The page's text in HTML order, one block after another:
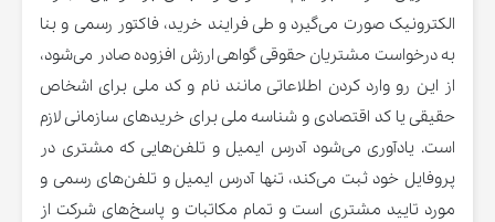
الکترونیک صورت می‌گیرد و طی فرایند خرید، فاکتور رسمی و بنا
به درخواست مشتریان حقوقی گواهی ارزش افزوده صادر می‌شود،
از این رو وارد کردن اطلاعاتی مانند نام و کد ملی برای اشخاص
حقیقی یا کد اقتصادی و شناسه ملی برای خریدهای سازمانی لازم
است. یادآوری می‌شود آدرس ایمیل و تلفن‌هایی که مشتری در
پروفایل خود ثبت می‌کند، تنها آدرس ایمیل و تلفن‌های رسمی و
مورد تایید مشتری است و تمام مکاتبات و پاسخ‌های شرکت از